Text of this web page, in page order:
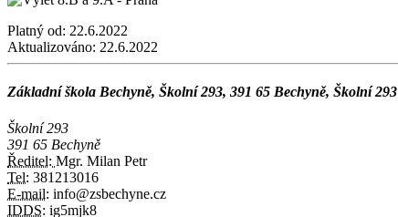
Platný od: 22.6.2022
Aktualizováno: 22.6.2022
Základní škola Bechyně, Školní 293, 391 65 Bechyně, Školní 293
Školní 293
391 65 Bechyně
Ředitel: Mgr. Milan Petr
Tel: 381213016
E-mail: info@zsbechyne.cz
IDDS: ig5mjk8